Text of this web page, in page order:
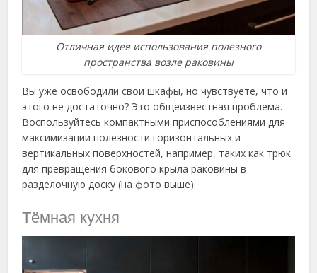
Отличная идея использования полезного
пространства возле раковины
Вы уже освободили свои шкафы, но чувствуете, что и
этого не достаточно? Это общеизвестная проблема.
Воспользуйтесь компактными приспособлениями для
максимизации полезности горизонтальных и
вертикальных поверхностей, например, таких как трюк
для превращения бокового крыла раковины в
разделочную доску (на фото выше).
Тёмная кухня